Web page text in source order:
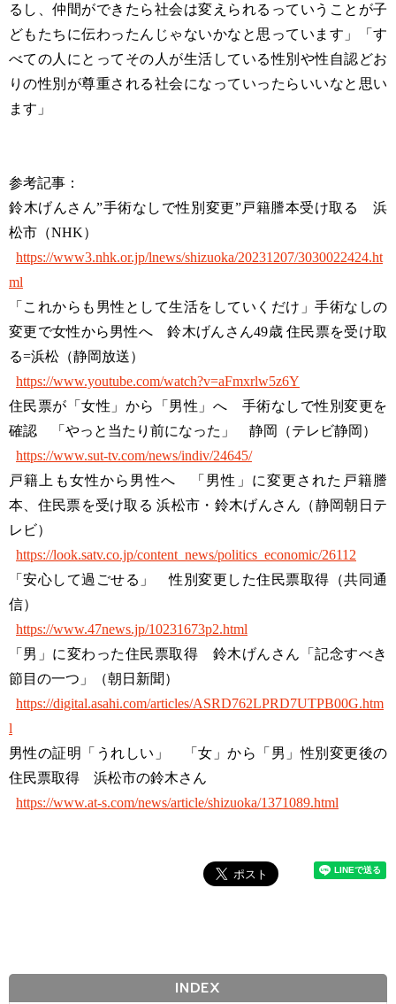
るし、仲間ができたら社会は変えられるっていうことが子
どもたちに伝わったんじゃないかなと思っています」「す
べての人にとってその人が生活している性別や性自認どお
りの性別が尊重される社会になっていったらいいなと思い
ます」
参考記事：
鈴木げんさん”手術なしで性別変更”戸籍謄本受け取る 浜
松市（NHK）
https://www3.nhk.or.jp/lnews/shizuoka/20231207/3030022424.ht
ml
「これからも男性として生活をしていくだけ」手術なしの
変更で女性から男性へ 鈴木げんさん49歳 住民票を受け取
る=浜松（静岡放送）
https://www.youtube.com/watch?v=aFmxrlw5z6Y
住民票が「女性」から「男性」へ 手術なしで性別変更を
確認 「やっと当たり前になった」 静岡（テレビ静岡）
https://www.sut-tv.com/news/indiv/24645/
戸籍上も女性から男性へ 「男性」に変更された戸籍謄
本、住民票を受け取る 浜松市・鈴木げんさん（静岡朝日テ
レビ）
https://look.satv.co.jp/content_news/politics_economic/26112
「安心して過ごせる」 性別変更した住民票取得（共同通
信）
https://www.47news.jp/10231673p2.html
「男」に変わった住民票取得 鈴木げんさん「記念すべき
節目の一つ」（朝日新聞）
https://digital.asahi.com/articles/ASRD762LPRD7UTPB00G.htm
l
男性の証明「うれしい」 「女」から「男」性別変更後の
住民票取得 浜松市の鈴木さん
https://www.at-s.com/news/article/shizuoka/1371089.html
INDEX